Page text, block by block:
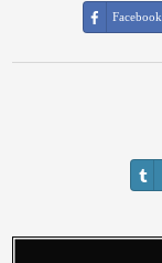
Facebook